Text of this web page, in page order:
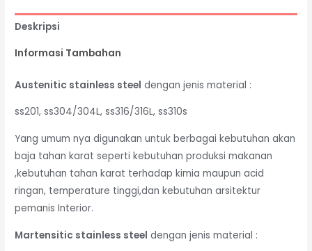
Deskripsi
Informasi Tambahan
Austenitic stainless steel dengan jenis material :
ss201, ss304/304L, ss316/316L, ss310s
Yang umum nya digunakan untuk berbagai kebutuhan akan
baja tahan karat seperti kebutuhan produksi makanan
,kebutuhan tahan karat terhadap kimia maupun acid
ringan, temperature tinggi,dan kebutuhan arsitektur
pemanis Interior.
Martensitic stainless steel dengan jenis material :